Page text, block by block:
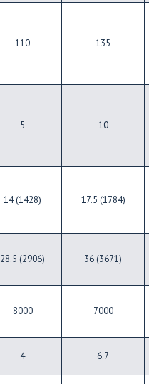
110 135
5 10
14 (1428) 17.5 (1784)
28.5 (2906) 36 (3671)
8000 7000
4 6.7